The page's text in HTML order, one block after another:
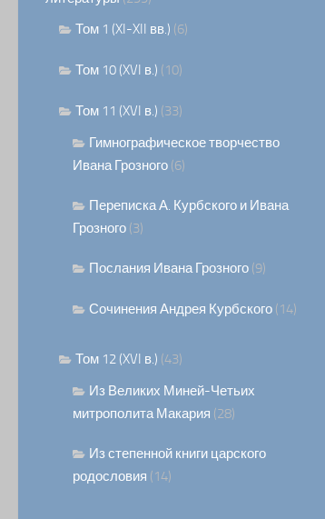
Том 1 (XI-XII вв.) (6)
Том 10 (XVI в.) (10)
Том 11 (XVI в.) (33)
Гимнографическое творчество
Ивана Грозного (6)
Переписка А. Курбского и Ивана
Грозного (3)
Послания Ивана Грозного (9)
Сочинения Андрея Курбского (14)
Том 12 (XVI в.) (43)
Из Великих Миней-Четьих
митрополита Макария (28)
Из степенной книги царского
родословия (14)